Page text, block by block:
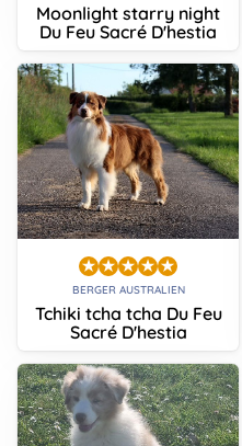
Moonlight starry night
Du Feu Sacré D'hestia
BERGER AUSTRALIEN
Tchiki tcha tcha Du Feu
Sacré D'hestia